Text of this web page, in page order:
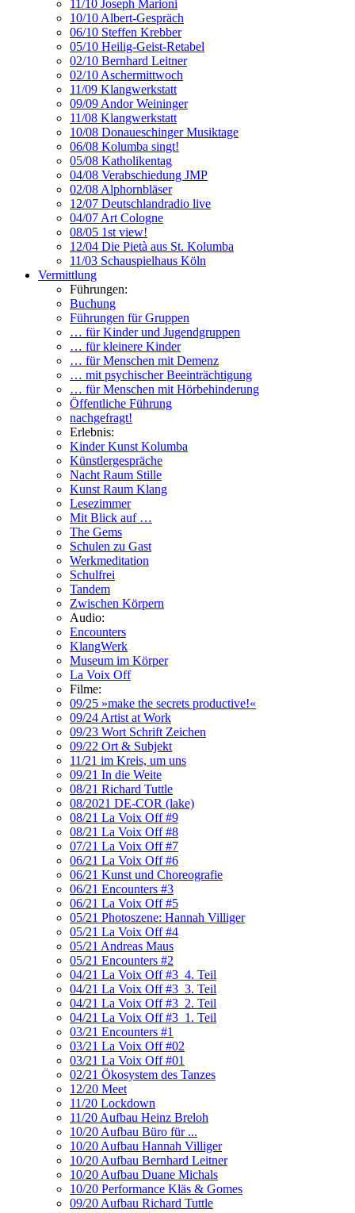
11/10 Joseph Marioni
10/10 Albert-Gespräch
06/10 Steffen Krebber
05/10 Heilig-Geist-Retabel
02/10 Bernhard Leitner
02/10 Aschermittwoch
11/09 Klangwerkstatt
09/09 Andor Weininger
11/08 Klangwerkstatt
10/08 Donaueschinger Musiktage
06/08 Kolumba singt!
05/08 Katholikentag
04/08 Verabschiedung JMP
02/08 Alphornbläser
12/07 Deutschlandradio live
04/07 Art Cologne
08/05 1st view!
12/04 Die Pietà aus St. Kolumba
11/03 Schauspielhaus Köln
Vermittlung
Führungen:
Buchung
Führungen für Gruppen
… für Kinder und Jugendgruppen
… für kleinere Kinder
… für Menschen mit Demenz
… mit psychischer Beeinträchtigung
… für Menschen mit Hörbehinderung
Öffentliche Führung
nachgefragt!
Erlebnis:
Kinder Kunst Kolumba
Künstlergespräche
Nacht Raum Stille
Kunst Raum Klang
Lesezimmer
Mit Blick auf …
The Gems
Schulen zu Gast
Werkmeditation
Schulfrei
Tandem
Zwischen Körpern
Audio:
Encounters
KlangWerk
Museum im Körper
La Voix Off
Filme:
09/25 »make the secrets productive!«
09/24 Artist at Work
09/23 Wort Schrift Zeichen
09/22 Ort & Subjekt
11/21 im Kreis, um uns
09/21 In die Weite
08/21 Richard Tuttle
08/2021 DE-COR (lake)
08/21 La Voix Off #9
08/21 La Voix Off #8
07/21 La Voix Off #7
06/21 La Voix Off #6
06/21 Kunst und Choreografie
06/21 Encounters #3
06/21 La Voix Off #5
05/21 Photoszene: Hannah Villiger
05/21 La Voix Off #4
05/21 Andreas Maus
05/21 Encounters #2
04/21 La Voix Off #3_4. Teil
04/21 La Voix Off #3_3. Teil
04/21 La Voix Off #3_2. Teil
04/21 La Voix Off #3_1. Teil
03/21 Encounters #1
03/21 La Voix Off #02
03/21 La Voix Off #01
02/21 Ökosystem des Tanzes
12/20 Meet
11/20 Lockdown
11/20 Aufbau Heinz Breloh
10/20 Aufbau Büro für ...
10/20 Aufbau Hannah Villiger
10/20 Aufbau Bernhard Leitner
10/20 Aufbau Duane Michals
10/20 Performance Kläs & Gomes
09/20 Aufbau Richard Tuttle